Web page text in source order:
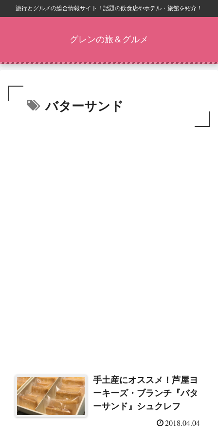
旅行とグルメの総合情報サイト！話題の飲食店やホテル・旅館を紹介！
グレンの旅＆グルメ
バターサンド
手土産にオススメ！芦屋ヨ
ーキーズ・ブランチ『バタ
ーサンド』シュクレフ
2018.04.04